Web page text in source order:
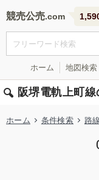
競売公売
ホーム 地図検索
阪堺電軌上町
ホーム 条件検索 路